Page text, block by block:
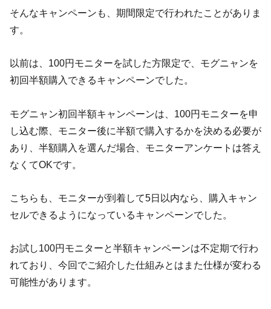
そんなキャンペーンも、期間限定で行われたことがありま
す。
以前は、100円モニターを試した方限定で、モグニャンを
初回半額購入できるキャンペーンでした。
モグニャン初回半額キャンペーンは、100円モニターを申
し込む際、モニター後に半額で購入するかを決める必要が
あり、半額購入を選んだ場合、モニターアンケートは答え
なくてOKです。
こちらも、モニターが到着して5日以内なら、購入キャン
セルできるようになっているキャンペーンでした。
お試し100円モニターと半額キャンペーンは不定期で行わ
れており、今回でご紹介した仕組みとはまた仕様が変わる
可能性があります。